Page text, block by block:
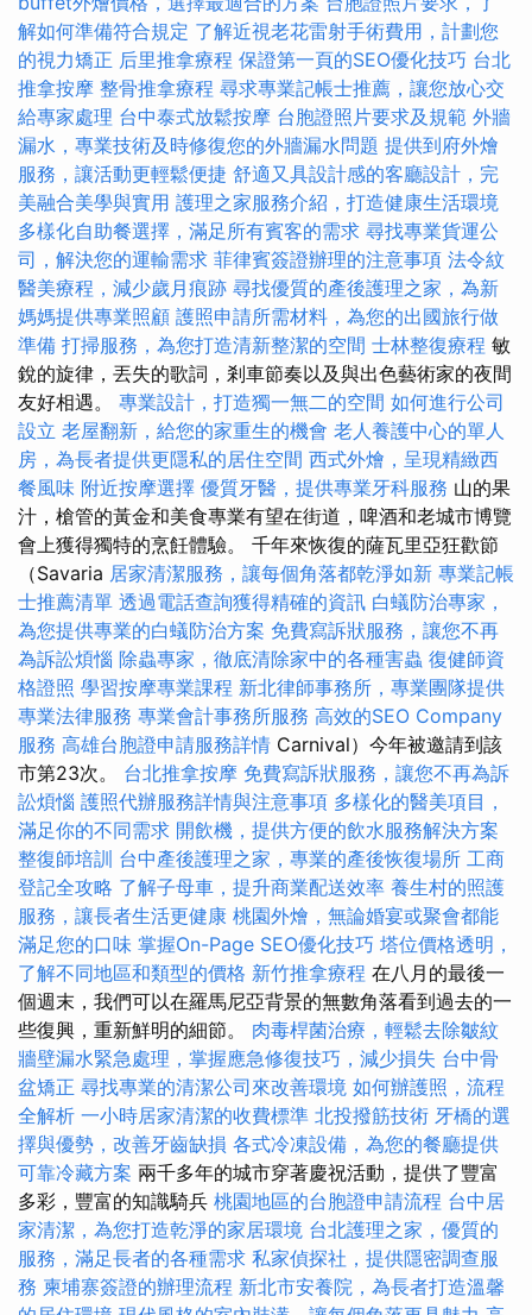
解如何準備符合規定 了解近視老花雷射手術費用，計劃您
的視力矯正 后里推拿療程 保證第一頁的SEO優化技巧 台北
推拿按摩 整骨推拿療程 尋求專業記帳士推薦，讓您放心交
給專家處理 台中泰式放鬆按摩 台胞證照片要求及規範 外牆
漏水，專業技術及時修復您的外牆漏水問題 提供到府外燴
服務，讓活動更輕鬆便捷 舒適又具設計感的客廳設計，完
美融合美學與實用 護理之家服務介紹，打造健康生活環境
多樣化自助餐選擇，滿足所有賓客的需求 尋找專業貨運公
司，解決您的運輸需求 菲律賓簽證辦理的注意事項 法令紋
醫美療程，減少歲月痕跡 尋找優質的產後護理之家，為新
媽媽提供專業照顧 護照申請所需材料，為您的出國旅行做
準備 打掃服務，為您打造清新整潔的空間 士林整復療程 敏
銳的旋律，丟失的歌詞，剎車節奏以及與出色藝術家的夜間
友好相遇。 專業設計，打造獨一無二的空間 如何進行公司
設立 老屋翻新，給您的家重生的機會 老人養護中心的單人
房，為長者提供更隱私的居住空間 西式外燴，呈現精緻西
餐風味 附近按摩選擇 優質牙醫，提供專業牙科服務 山的果
汁，槍管的黃金和美食專業有望在街道，啤酒和老城市博覽
會上獲得獨特的烹飪體驗。 千年來恢復的薩瓦里亞狂歡節
（Savaria 居家清潔服務，讓每個角落都乾淨如新 專業記帳
士推薦清單 透過電話查詢獲得精確的資訊 白蟻防治專家，
為您提供專業的白蟻防治方案 免費寫訴狀服務，讓您不再
為訴訟煩惱 除蟲專家，徹底清除家中的各種害蟲 復健師資
格證照 學習按摩專業課程 新北律師事務所，專業團隊提供
專業法律服務 專業會計事務所服務 高效的SEO Company
服務 高雄台胞證申請服務詳情 Carnival）今年被邀請到該
市第23次。 台北推拿按摩 免費寫訴狀服務，讓您不再為訴
訟煩惱 護照代辦服務詳情與注意事項 多樣化的醫美項目，
滿足你的不同需求 開飲機，提供方便的飲水服務解決方案
整復師培訓 台中產後護理之家，專業的產後恢復場所 工商
登記全攻略 了解子母車，提升商業配送效率 養生村的照護
服務，讓長者生活更健康 桃園外燴，無論婚宴或聚會都能
滿足您的口味 掌握On-Page SEO優化技巧 塔位價格透明，
了解不同地區和類型的價格 新竹推拿療程 在八月的最後一
個週末，我們可以在羅馬尼亞背景的無數角落看到過去的一
些復興，重新鮮明的細節。 肉毒桿菌治療，輕鬆去除皺紋
牆壁漏水緊急處理，掌握應急修復技巧，減少損失 台中骨
盆矯正 尋找專業的清潔公司來改善環境 如何辦護照，流程
全解析 一小時居家清潔的收費標準 北投撥筋技術 牙橋的選
擇與優勢，改善牙齒缺損 各式冷凍設備，為您的餐廳提供
可靠冷藏方案 兩千多年的城市穿著慶祝活動，提供了豐富
多彩，豐富的知識騎兵 桃園地區的台胞證申請流程 台中居
家清潔，為您打造乾淨的家居環境 台北護理之家，優質的
服務，滿足長者的各種需求 私家偵探社，提供隱密調查服
務 柬埔寨簽證的辦理流程 新北市安養院，為長者打造溫馨